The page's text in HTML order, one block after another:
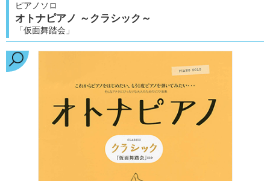
ピアノソロ
オトナピアノ ～クラシック～
「仮面舞踏会」